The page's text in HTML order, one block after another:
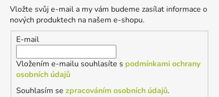
Vložte svůj e-mail a my vám budeme zasílat informace o
nových produktech na našem e-shopu.
E-mail
Vložením e-mailu souhlasíte s podmínkami ochrany
osobních údajů
Souhlasím se zpracováním osobních údajů.